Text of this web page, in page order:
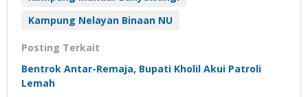
Kampung Nelayan Binaan NU
Posting Terkait
Bentrok Antar-Remaja, Bupati Kholil Akui Patroli
Lemah